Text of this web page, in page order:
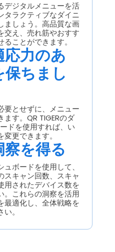
デジタルメニューを活
タラクティブなダイニ
ましょう。高品質な画
交え、売れ筋やおすす
ことができます。
力のあ
保ちまし
要とせずに、メニュー
ます。QR TIGERのダ
ドを使用すれば、い
更できます。
を得る
ボードを使用して、
スキャン回数、スキャ
用されたデバイス数を
。これらの洞察を活用
最適化し、全体戦略を
。